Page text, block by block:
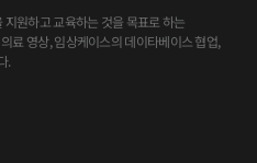
원하고 교육하는 것을 목표로 하는
료 영상, 임상케이스의 데이타베이스 협업,
.